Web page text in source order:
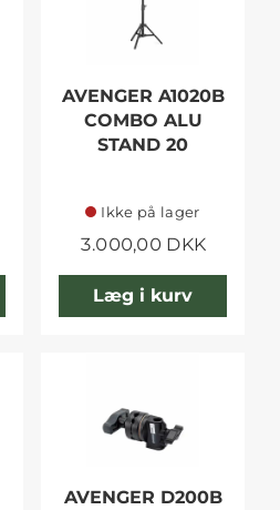
AVENGER A1020B
COMBO ALU
STAND 20
Ikke på lager
3.000,00 DKK
Læg i kurv
AVENGER D200B